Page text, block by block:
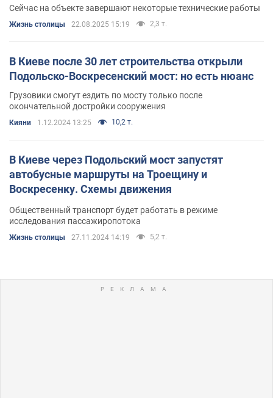
Сейчас на объекте завершают некоторые технические работы
Жизнь столицы 22.08.2025 15:19 2,3 т.
В Киеве после 30 лет строительства открыли
Подольско-Воскресенский мост: но есть нюанс
Грузовики смогут ездить по мосту только после
окончательной достройки сооружения
Кияни 1.12.2024 13:25 10,2 т.
В Киеве через Подольский мост запустят
автобусные маршруты на Троещину и
Воскресенку. Схемы движения
Общественный транспорт будет работать в режиме
исследования пассажиропотока
Жизнь столицы 27.11.2024 14:19 5,2 т.